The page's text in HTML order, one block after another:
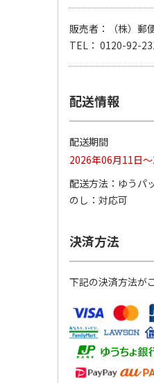
手】ハッピーグリー
【グリーティング切
手】グリーティン
円…
4.8（11）
5,500円
販売者：（株）郵
TEL： 0120-92-
配送情報
配送期間
2026年06月11日
配送方法
ゆうパ
のし
対応可
決済方法
下記の決済方法が